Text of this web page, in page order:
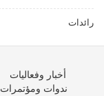
رائدات
أخبار وفعاليات
ندوات ومؤتمرات